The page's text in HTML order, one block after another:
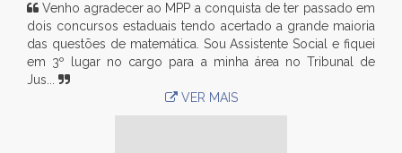
Venho agradecer ao MPP a conquista de ter passado em
dois concursos estaduais tendo acertado a grande maioria
das questões de matemática. Sou Assistente Social e fiquei
em 3º lugar no cargo para a minha área no Tribunal de
Jus...
VER MAIS